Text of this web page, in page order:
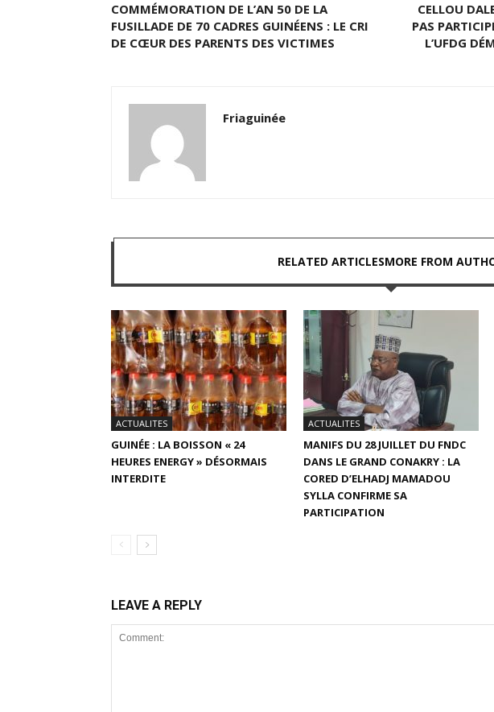
COMMÉMORATION DE L’AN 50 DE LA
FUSILLADE DE 70 CADRES GUINÉENS : LE CRI
DE CŒUR DES PARENTS DES VICTIMES
CELLOU
PAS
L’UFDG
Friaguinée
RELATED ARTICLESMORE FROM
ACTUALITES
GUINÉE : LA BOISSON « 24
HEURES ENERGY » DÉSORMAIS
INTERDITE
ACTUALITES
MANIFS DU 28 JUILLET DU FNDC
DANS LE GRAND CONAKRY : LA
CORED D’ELHADJ MAMADOU
SYLLA CONFIRME SA
PARTICIPATION
LEAVE A REPLY